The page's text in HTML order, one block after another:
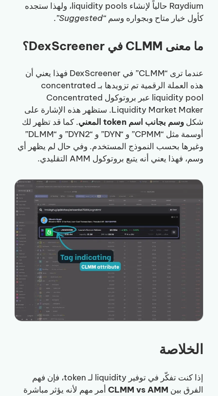
Raydium حالياً لإنشاء liquidity pools، ولهذا ستجده
كأول خيار متاح وبجواره وسم “Suggested”
.
ما معنى CLMM في DexScreener؟
عندما ترى “CLMM” في DexScreener فهذا يعني أن
هذه العملة الرقمية تم تزويدها بـ concentrated
liquidity pool عبر بروتوكول Concentrated
Liquidity Market Maker. ستظهر هذه الإشارة على
شكل وسم بجانب اسم token المعني
. كما قد تظهر لك
أوسمة مثل “CPMM” و “DYN” و “DYN2” و “DLMM”
وغيرها بحسب النموذج المستخدم. وفي حال لم يظهر أي
وسم، فهذا يعني أنه يتبع بروتوكول AMM التقليدي.
الخلاصة
إذا كنت تفكّر في توفير liquidity لـ token، فإن فهم
الفرق بين CLMM vs AMM أمر مهم لأنه يؤثر مباشرة